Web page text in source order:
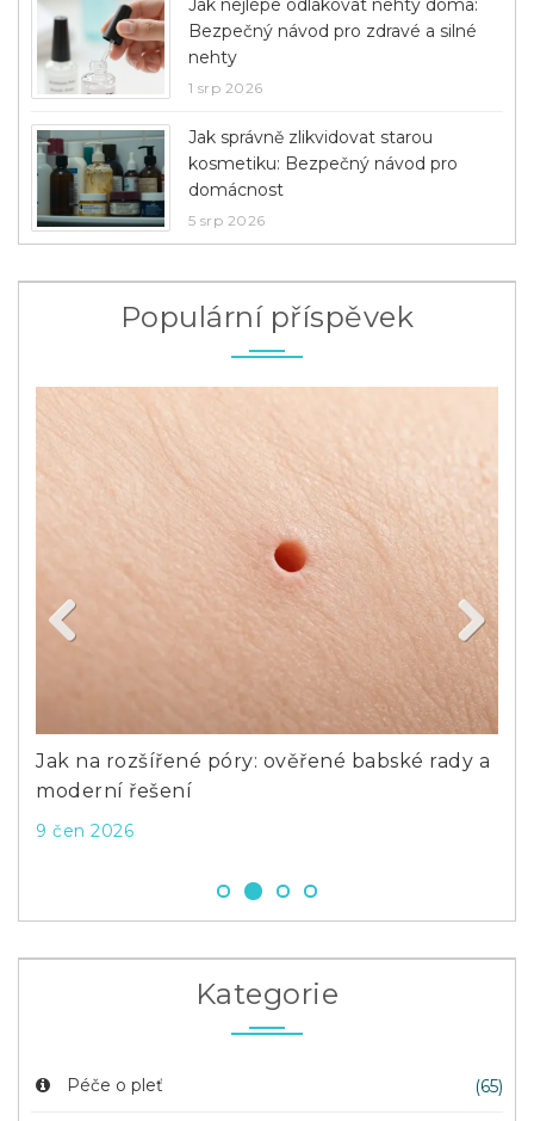
Jak nejlépe odlakovat nehty doma:
Bezpečný návod pro zdravé a silné
nehty
1 srp 2026
Jak správně zlikvidovat starou
kosmetiku: Bezpečný návod pro
domácnost
5 srp 2026
Populární příspěvek
a Čím zapíjet vitamín D? Nejlepší společníci
pro lepší vstřebávání
16 úno 2026
Next
Kategorie
Péče o pleť (65)